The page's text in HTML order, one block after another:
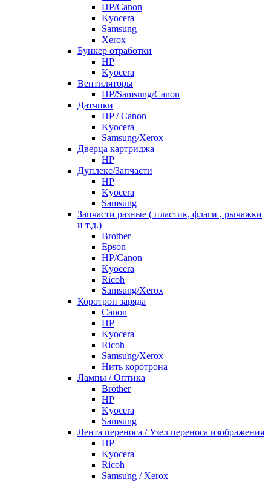
HP/Canon
Kyocera
Samsung
Xerox
Бункер отработки
HP
Kyocera
Вентиляторы
HP/Samsung/Canon
Датчики
HP / Canon
Kyocera
Samsung/Xerox
Дверца картриджа
HP
Дуплекс/Запчасти
HP
Kyocera
Samsung
Запчасти разные ( пластик, флаги , рычажки
и т.д.)
Brother
Epson
HP/Canon
Kyocera
Ricoh
Samsung/Xerox
Коротрон заряда
Canon
HP
Kyocera
Ricoh
Samsung/Xerox
Нить коротрона
Лампы / Оптика
Brother
HP
Kyocera
Samsung
Лента переноса / Узел переноса изображения
HP
Kyocera
Ricoh
Samsung / Xerox